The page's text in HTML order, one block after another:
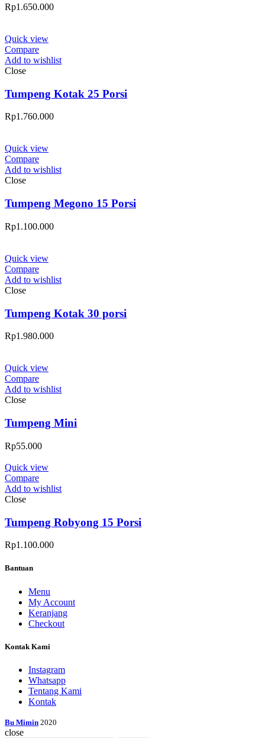
Rp1.650.000
Quick view
Compare
Add to wishlist
Close
Tumpeng Kotak 25 Porsi
Rp1.760.000
Quick view
Compare
Add to wishlist
Close
Tumpeng Megono 15 Porsi
Rp1.100.000
Quick view
Compare
Add to wishlist
Close
Tumpeng Kotak 30 porsi
Rp1.980.000
Quick view
Compare
Add to wishlist
Close
Tumpeng Mini
Rp55.000
Quick view
Compare
Add to wishlist
Close
Tumpeng Robyong 15 Porsi
Rp1.100.000
Bantuan
Menu
My Account
Keranjang
Checkout
Kontak Kami
Instagram
Whatsapp
Tentang Kami
Kontak
Bu Mimin 2020
close